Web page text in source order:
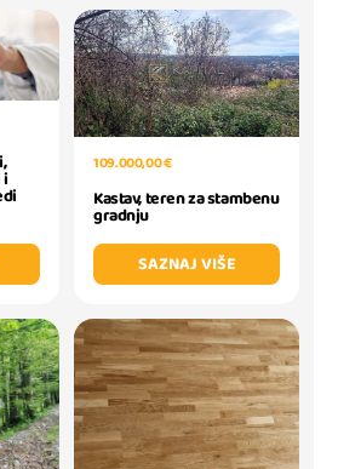
i
109.000,00 €
Kastav, teren za stambenu
gradnju
SAZNAJ VIŠE